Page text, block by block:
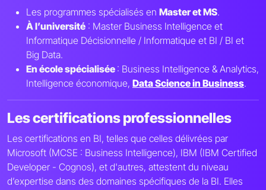
Les programmes spécialisés en Master et MS.
À l’université : Master Business Intelligence et
Informatique Décisionnelle / Informatique et BI / BI et
Big Data.
En école spécialisée : Business Intelligence & Analytics,
Intelligence économique, Data Science in Business.
Les certifications professionnelles
Les certifications en BI, telles que celles délivrées par
Microsoft (MCSE : Business Intelligence), IBM (IBM Certified
Developer - Cognos), et d'autres, attestent du niveau
d’expertise dans des domaines spécifiques de la BI. Elles